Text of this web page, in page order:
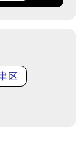
区